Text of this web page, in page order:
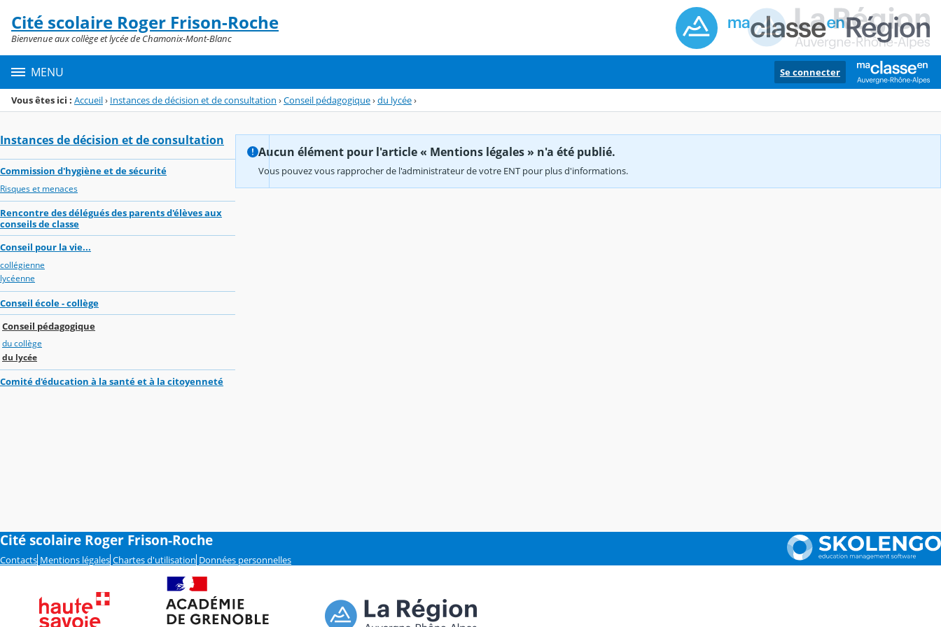
Menu de la rubrique
Contenu
Cité scolaire Roger Frison-Roche
Bienvenue aux collège et lycée de Chamonix-Mont-Blanc
MENU Se connecter
Vous êtes ici : Accueil› Instances de décision et de consultation ›Conseil pédagogique›du lycée›
Instances de décision et de consultation
Commission d'hygiène et de sécurité
Risques et menaces
Rencontre des délégués des parents d'élèves aux
conseils de classe
Conseil pour la vie...
collégienne
lycéenne
Conseil école - collège
Conseil pédagogique
du collège
du lycée
Comité d'éducation à la santé et à la citoyenneté
Aucun élément pour l'article « Mentions légales » n'a été publié.
Vous pouvez vous rapprocher de l'administrateur de votre ENT pour plus d'informations.
Cité scolaire Roger Frison-Roche
Contacts Mentions légales Chartes d'utilisation Données personnelles